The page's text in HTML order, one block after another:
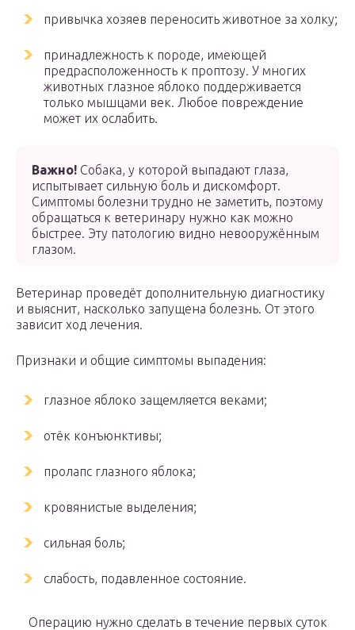
привычка хозяев переносить животное за холку;
принадлежность к породе, имеющей
предрасположенность к проптозу. У многих
животных глазное яблоко поддерживается
только мышцами век. Любое повреждение
может их ослабить.
Важно! Собака, у которой выпадают глаза,
испытывает сильную боль и дискомфорт.
Симптомы болезни трудно не заметить, поэтому
обращаться к ветеринару нужно как можно
быстрее. Эту патологию видно невооружённым
глазом.
Ветеринар проведёт дополнительную диагностику
и выяснит, насколько запущена болезнь. От этого
зависит ход лечения.
Признаки и общие симптомы выпадения:
глазное яблоко защемляется веками;
отёк конъюнктивы;
пролапс глазного яблока;
кровянистые выделения;
сильная боль;
слабость, подавленное состояние.
Операцию нужно сделать в течение первых суток